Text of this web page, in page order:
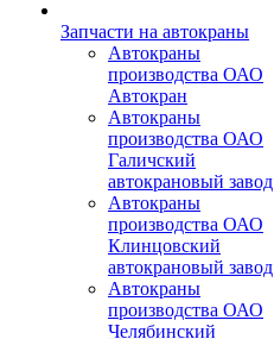
Запчасти на автокраны
Автокраны
производства ОАО
Автокран
Автокраны
производства ОАО
Галичский
автокрановый завод
Автокраны
производства ОАО
Клинцовский
автокрановый завод
Автокраны
производства ОАО
Челябинский